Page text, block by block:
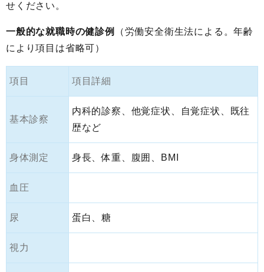
せください。
一般的な就職時の健診例
（労働安全衛生法による。年齢
により項目は省略可）
項目 項目詳細
基本診察
内科的診察、他覚症状、自覚症状、既往
歴など
身体測定 身長、体重、腹囲、BMI
血圧
尿 蛋白、糖
視力